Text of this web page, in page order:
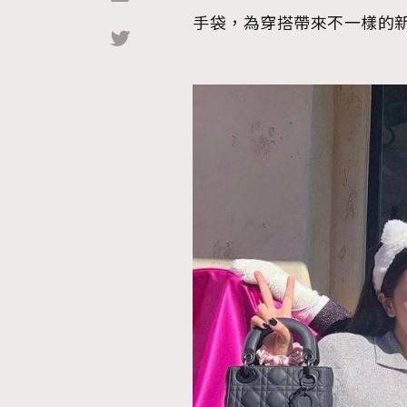
Hommes
手袋，為穿搭帶來不一樣的